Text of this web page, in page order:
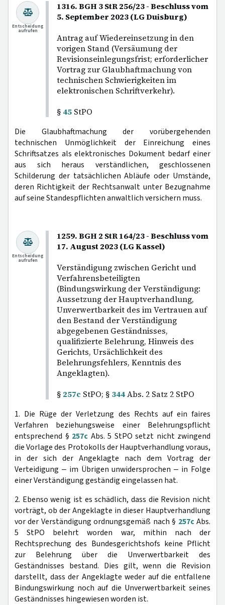
1316. BGH 3 StR 256/23 - Beschluss vom
5. September 2023 (LG Duisburg)
Antrag auf Wiedereinsetzung in den
vorigen Stand (Versäumung der
Revisionseinlegungsfrist; erforderlicher
Vortrag zur Glaubhaftmachung von
technischen Schwierigkeiten im
elektronischen Schriftverkehr).
§ 45 StPO
Entscheidung
aufrufen
Die Glaubhaftmachung der vorübergehenden
technischen Unmöglichkeit der Einreichung eines
Schriftsatzes als elektronisches Dokument bedarf einer
aus sich heraus verständlichen, geschlossenen
Schilderung der tatsächlichen Abläufe oder Umstände,
deren Richtigkeit der Rechtsanwalt unter Bezugnahme
auf seine Standespflichten anwaltlich versichern muss.
1259. BGH 2 StR 164/23 - Beschluss vom
17. August 2023 (LG Kassel)
Verständigung zwischen Gericht und
Verfahrensbeteiligten
(Bindungswirkung der Verständigung:
Aussetzung der Hauptverhandlung,
Unverwertbarkeit des im Vertrauen auf
den Bestand der Verständigung
abgegebenen Geständnisses,
qualifizierte Belehrung, Hinweis des
Gerichts, Ursächlichkeit des
Belehrungsfehlers, Kenntnis des
Angeklagten).
§ 257c StPO; § 344Abs. 2 Satz 2 StPO
Entscheidung
aufrufen
1. Die Rüge der Verletzung des Rechts auf ein faires
Verfahren beziehungsweise einer Belehrungspflicht
entsprechend § 257c Abs. 5 StPO setzt nicht zwingend
die Vorlage des Protokolls der Hauptverhandlung voraus,
in der sich der Angeklagte nach dem Vortrag der
Verteidigung ‒ im Übrigen unwidersprochen ‒ in Folge
einer Verständigung geständig eingelassen hat.
2. Ebenso wenig ist es schädlich, dass die Revision nicht
vorträgt, ob der Angeklagte in dieser Hauptverhandlung
vor der Verständigung ordnungsgemäß nach § 257cAbs.
5 StPO belehrt worden war, mithin nach der
Rechtsprechung des Bundesgerichtshofs keine Pflicht
zur Belehrung über die Unverwertbarkeit des
Geständnisses bestand. Dies gilt, wenn die Revision
darstellt, dass der Angeklagte weder auf die entfallene
Bindungswirkung noch auf die Unverwertbarkeit seines
Geständnisses hingewiesen worden ist.